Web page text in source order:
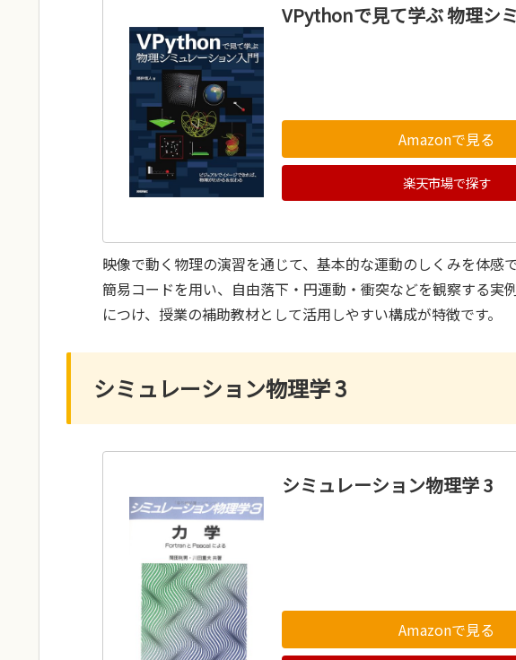
VPythonで見て学ぶ 物理シ
Amazonで見る
楽天市場で探す
映像で動く物理の演習を通じて、基本的な運動のしくみを体感
簡易コードを用い、自由落下・円運動・衝突などを観察する実
につけ、授業の補助教材として活用しやすい構成が特徴です。
シミュレーション物理学 3
シミュレーション物理学 3
Amazonで見る